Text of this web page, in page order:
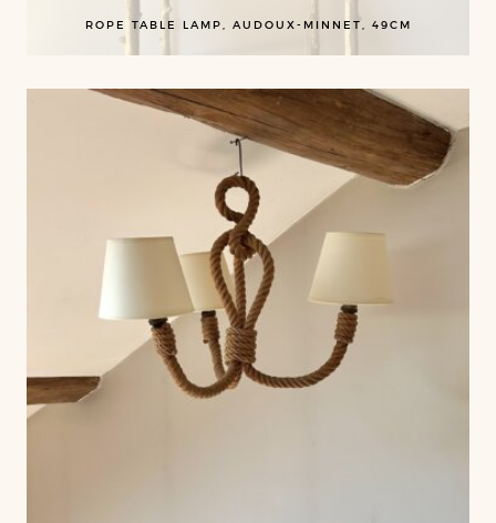
ROPE TABLE LAMP, AUDOUX-MINNET, 49CM